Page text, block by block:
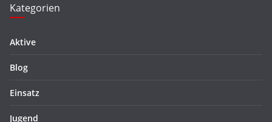
Kategorien
Aktive
Blog
Einsatz
Jugend